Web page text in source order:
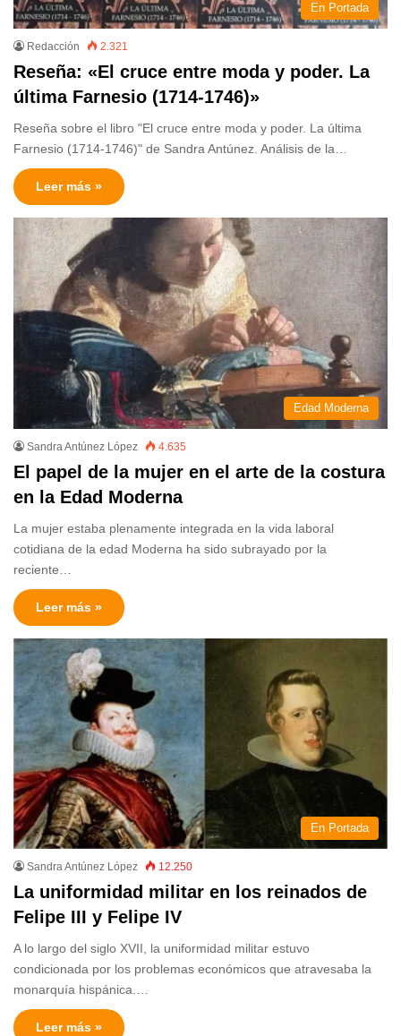
En Portada
Redacción 2.321
Reseña: «El cruce entre moda y poder. La
última Farnesio (1714-1746)»
Reseña sobre el libro "El cruce entre moda y poder. La última
Farnesio (1714-1746)" de Sandra Antúnez. Análisis de la…
Leer más »
Edad Moderna
Sandra Antúnez López 4.635
El papel de la mujer en el arte de la costura
en la Edad Moderna
La mujer estaba plenamente integrada en la vida laboral
cotidiana de la edad Moderna ha sido subrayado por la
reciente…
Leer más »
En Portada
Sandra Antúnez López 12.250
La uniformidad militar en los reinados de
Felipe III y Felipe IV
A lo largo del siglo XVII, la uniformidad militar estuvo
condicionada por los problemas económicos que atravesaba la
monarquía hispánica.…
Leer más »